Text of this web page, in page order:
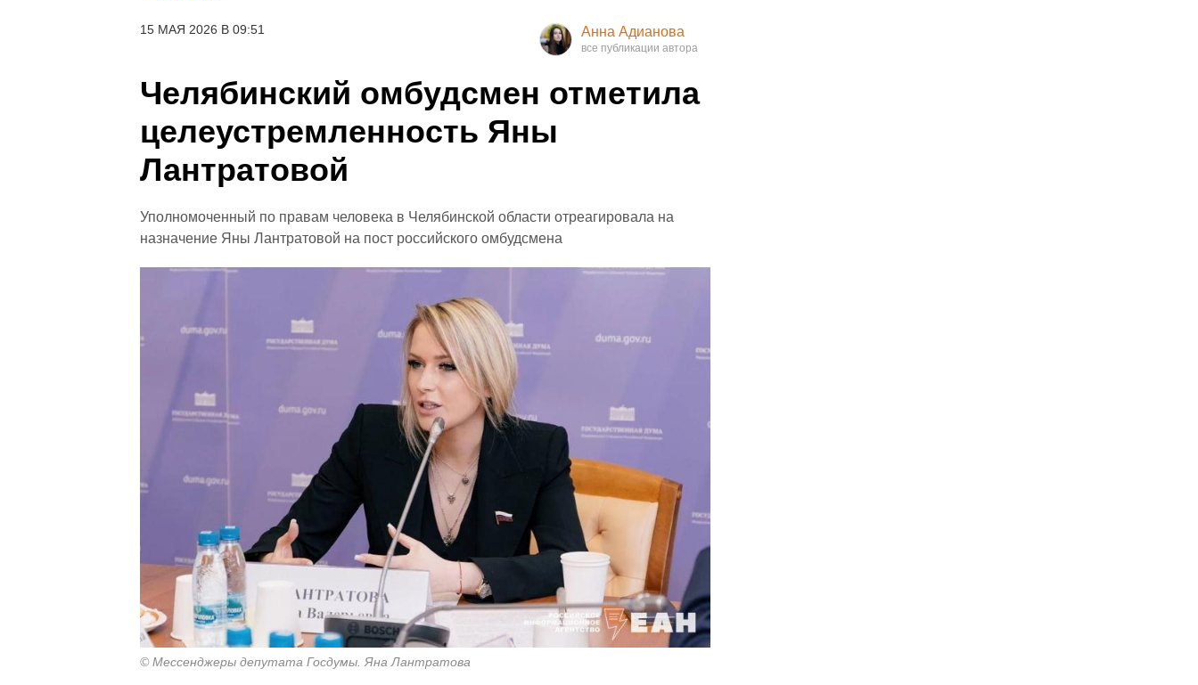
15 МАЯ 2026 В 09:51 Анна Адианова
Челябинский омбудсмен отметила
целеустремленность Яны
Лантратовой
Уполномоченный по правам человека в Челябинской области отреагировала на
назначение Яны Лантратовой на пост российского омбудсмена
© Мессенджеры депутата Госдумы. Яна Лантратова